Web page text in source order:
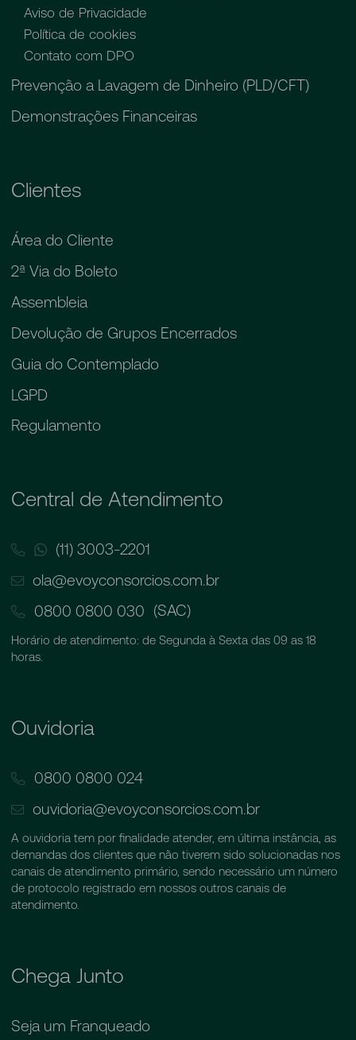
Aviso de Privacidade
Política de cookies
Contato com DPO
Prevenção a Lavagem de Dinheiro (PLD/CFT)
Demonstrações Financeiras
Clientes
Área do Cliente
2ª Via do Boleto
Assembleia
Devolução de Grupos Encerrados
Guia do Contemplado
LGPD
Regulamento
Central de Atendimento
(11) 3003-2201
ola@evoyconsorcios.com.br
0800 0800 030 (SAC)
Horário de atendimento: de Segunda à Sexta das 09 as 18
horas.
Ouvidoria
0800 0800 024
ouvidoria@evoyconsorcios.com.br
A ouvidoria tem por finalidade atender, em última instância, as
demandas dos clientes que não tiverem sido solucionadas nos
canais de atendimento primário, sendo necessário um número
de protocolo registrado em nossos outros canais de
atendimento.
Chega Junto
Seja um Franqueado